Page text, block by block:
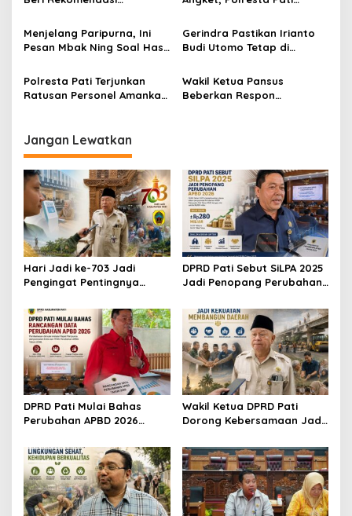
o
s
Gabungan
Menjelang Paripurna, Ini
Pesan Mbak Ning Soal Hasil
Pati
Gerindra Pastikan Irianto
Budi Utomo Tetap di
Pergantian Dinilai Tak
Berdasar
Polresta Pati Terjunkan
Ratusan Personel Amankan
Wakil Ketua Pansus
Beberkan Respon
Jangan Lewatkan
Hari Jadi ke-703 Jadi
Pengingat Pentingnya
Publik
DPRD Pati Sebut SiLPA 2025
Jadi Penopang Perubahan
DPRD Pati Mulai Bahas
Perubahan APBD 2026
PPAS
Wakil Ketua DPRD Pati
Dorong Kebersamaan Jadi
Daerah